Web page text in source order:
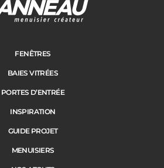
FENÊTRES
BAIES VITRÉES
PORTES D’ENTRÉE
INSPIRATION
GUIDE PROJET
MENUISIERS
Créateur